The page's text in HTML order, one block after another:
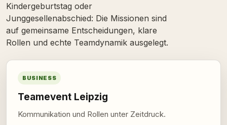
Kindergeburtstag oder
Junggesellenabschied: Die Missionen sind
auf gemeinsame Entscheidungen, klare
Rollen und echte Teamdynamik ausgelegt.
BUSINESS
Teamevent Leipzig
Kommunikation und Rollen unter Zeitdruck.